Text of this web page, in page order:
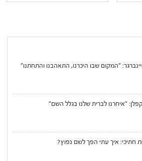
"המקום שבו היכרנו, התאהבנו והתחתנו"
"איחרנו לברית שלנו בגלל השם"
חתיכי: איך עתי הפך לשם נפוץ?